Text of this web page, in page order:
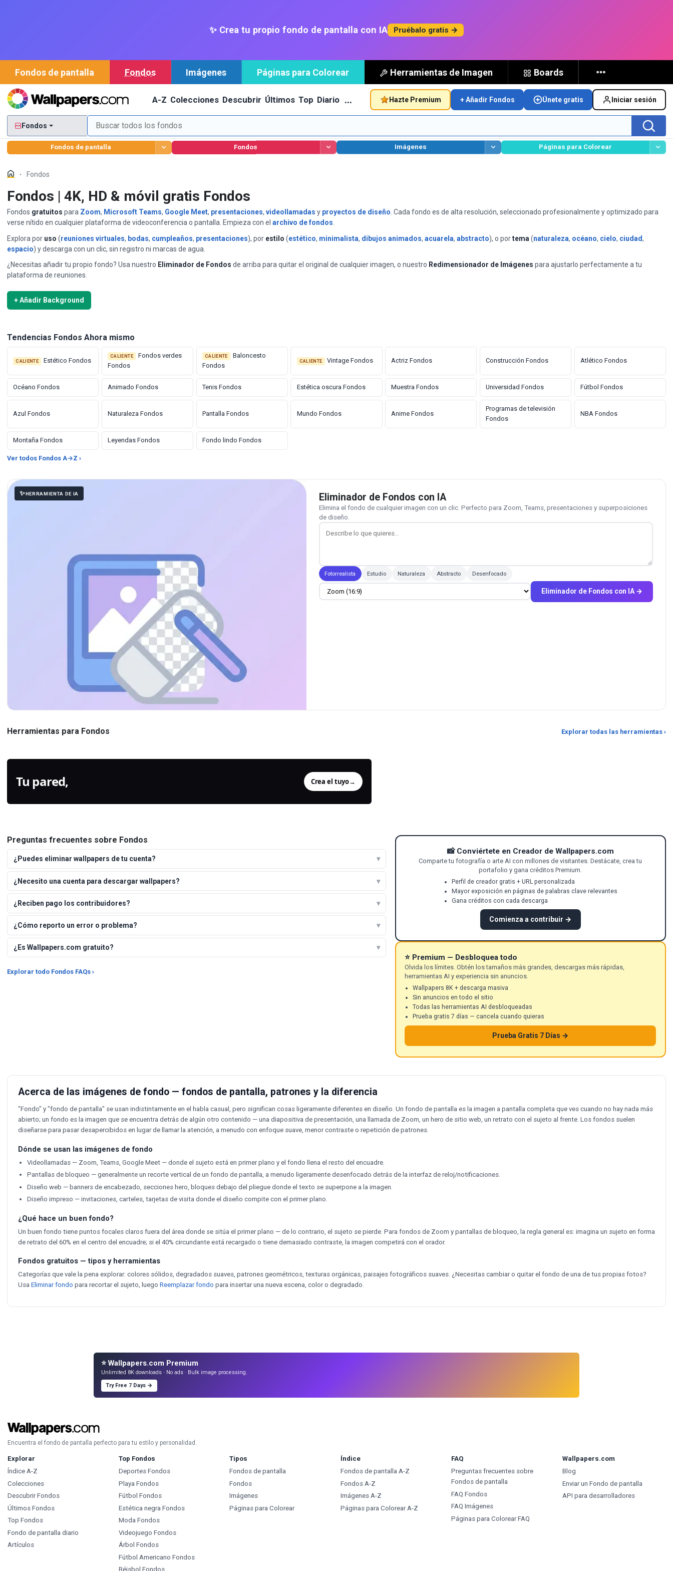
✨ Crea tu propio fondo de pantalla con IA Pruébalo gratis →
Fondos de pantalla Fondos Imágenes Páginas para Colorear Herramientas de Imagen Boards
A-Z Colecciones Descubrir Últimos Top Diario … Hazte Premium + Añadir Fondos Únete gratis Iniciar sesión
Fondos
Fondos de pantalla Fondos Imágenes Páginas para Colorear
Fondos
Fondos | 4K, HD & móvil gratis Fondos
Fondos gratuitos para Zoom, Microsoft Teams, Google Meet, presentaciones, videollamadas y proyectos de diseño. Cada fondo es de alta resolución, seleccionado profesionalmente y optimizado para
verse nítido en cualquier plataforma de videoconferencia o pantalla. Empieza con el archivo de fondos.
Explora por uso (reuniones virtuales, bodas, cumpleaños, presentaciones), por estilo (estético, minimalista, dibujos animados, acuarela, abstracto), o portema (naturaleza, océano, cielo, ciudad,
espacio) y descarga con un clic, sin registro ni marcas de agua.
¿Necesitas añadir tu propio fondo? Usa nuestro Eliminador de Fondos de arriba para quitar el original de cualquier imagen, o nuestro Redimensionador de Imágenes para ajustarlo perfectamente a tu
plataforma de reuniones.
+ Añadir Background
Tendencias Fondos Ahora mismo
CALIENTE Estético Fondos
CALIENTE
Fondos verdes
Fondos
CALIENTE
Baloncesto
Fondos
CALIENTE Vintage Fondos Actriz Fondos Construcción Fondos Atlético Fondos
Océano Fondos Animado Fondos Tenis Fondos Estética oscura Fondos Muestra Fondos Universidad Fondos Fútbol Fondos
Azul Fondos Naturaleza Fondos Pantalla Fondos Mundo Fondos Anime Fondos
Programas de televisión
Fondos
NBA Fondos
Montaña Fondos Leyendas Fondos Fondo lindo Fondos
Ver todos Fondos A→Z ›
HERRAMIENTA DE IA Eliminador de Fondos con IA
Elimina el fondo de cualquier imagen con un clic. Perfecto para Zoom, Teams, presentaciones y superposiciones
de diseño.
Fotorrealista Estudio Naturaleza Abstracto Desenfocado
Eliminador de Fondos con IA →
Herramientas para Fondos Explorar todas las herramientas ›
Ampliador de imágenes con
Amplía cualquier imagen 2× o 4×
mientras conserva la nitidez.
Selector de color desde
cualquier imagen para leer sus
Tu pared, Crea el tuyo→
Preguntas frecuentes sobre Fondos
¿Puedes eliminar wallpapers de tu cuenta?
¿Necesito una cuenta para descargar wallpapers?
¿Reciben pago los contribuidores?
¿Cómo reporto un error o problema?
¿Es Wallpapers.com gratuito?
Explorar todo Fondos FAQs ›
📸 Conviértete en Creador de Wallpapers.com
Comparte tu fotografía o arte AI con millones de visitantes. Destácate, crea tu
portafolio y gana créditos Premium.
Perfil de creador gratis + URL personalizada
Mayor exposición en páginas de palabras clave relevantes
Gana créditos con cada descarga
Comienza a contribuir →
⭐ Premium — Desbloquea todo
Olvida los límites. Obtén los tamaños más grandes, descargas más rápidas,
herramientas AI y experiencia sin anuncios.
Wallpapers 8K + descarga masiva
Sin anuncios en todo el sitio
Todas las herramientas AI desbloqueadas
Prueba gratis 7 días — cancela cuando quieras
Prueba Gratis 7 Días →
Acerca de las imágenes de fondo — fondos de pantalla, patrones y la diferencia
"Fondo" y "fondo de pantalla" se usan indistintamente en el habla casual, pero significan cosas ligeramente diferentes en diseño. Un fondo de pantalla es la imagen a pantalla completa que ves cuando no hay nada más
abierto; un fondo es la imagen que se encuentra detrás de algún otro contenido — una diapositiva de presentación, una llamada de Zoom, un hero de sitio web, un retrato con el sujeto al frente. Los fondos suelen
diseñarse para pasar desapercibidos en lugar de llamar la atención, a menudo con enfoque suave, menor contraste o repetición de patrones.
Dónde se usan las imágenes de fondo
Videollamadas — Zoom, Teams, Google Meet — donde el sujeto está en primer plano y el fondo llena el resto del encuadre.
Pantallas de bloqueo — generalmente un recorte vertical de un fondo de pantalla, a menudo ligeramente desenfocado detrás de la interfaz de reloj/notificaciones.
Diseño web — banners de encabezado, secciones hero, bloques debajo del pliegue donde el texto se superpone a la imagen.
Diseño impreso — invitaciones, carteles, tarjetas de visita donde el diseño compite con el primer plano.
¿Qué hace un buen fondo?
Un buen fondo tiene puntos focales claros fuera del área donde se sitúa el primer plano — de lo contrario, el sujeto se pierde. Para fondos de Zoom y pantallas de bloqueo, la regla general es: imagina un sujeto en forma
de retrato del 60% en el centro del encuadre; si el 40% circundante está recargado o tiene demasiado contraste, la imagen competirá con el orador.
Fondos gratuitos — tipos y herramientas
Categorías que vale la pena explorar: colores sólidos, degradados suaves, patrones geométricos, texturas orgánicas, paisajes fotográficos suaves. ¿Necesitas cambiar o quitar el fondo de una de tus propias fotos?
Usa Eliminar fondo para recortar el sujeto, luego Reemplazar fondo para insertar una nueva escena, color o degradado.
⭐ Wallpapers.com Premium
Unlimited 8K downloads · No ads · Bulk image processing.
Try Free 7 Days →
Encuentra el fondo de pantalla perfecto para tu estilo y personalidad.
Explorar
Índice A-Z
Colecciones
Descubrir Fondos
Últimos Fondos
Top Fondos
Fondo de pantalla diario
Artículos
Top Fondos
Deportes Fondos
Playa Fondos
Fútbol Fondos
Estética negra Fondos
Moda Fondos
Videojuego Fondos
Árbol Fondos
Fútbol Americano Fondos
Béisbol Fondos
Tipos
Fondos de pantalla
Fondos
Imágenes
Páginas para Colorear
Índice
Fondos de pantalla A-Z
Fondos A-Z
Imágenes A-Z
Páginas para Colorear A-Z
FAQ
Preguntas frecuentes sobre
Fondos de pantalla
FAQ Fondos
FAQ Imágenes
Páginas para Colorear FAQ
Wallpapers.com
Blog
Enviar un Fondo de pantalla
API para desarrolladores